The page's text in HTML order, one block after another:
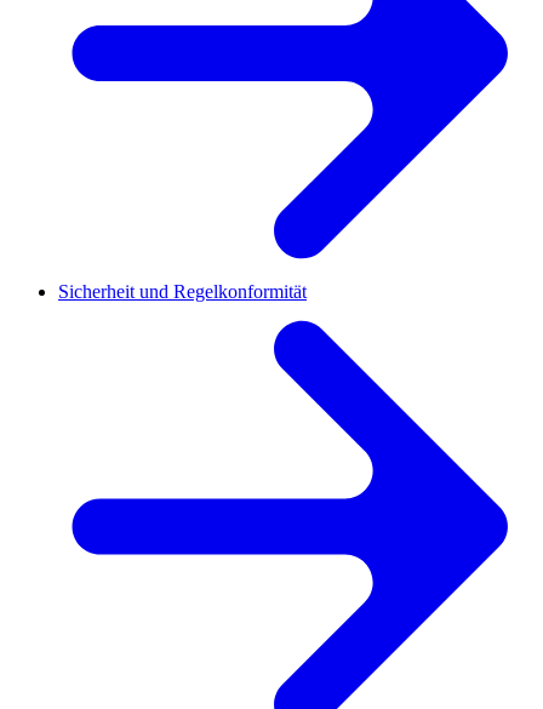
Sicherheit und Regelkonformität